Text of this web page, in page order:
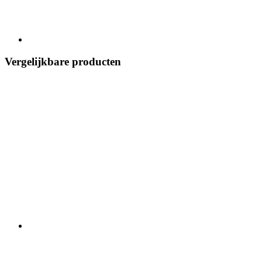
Vergelijkbare producten